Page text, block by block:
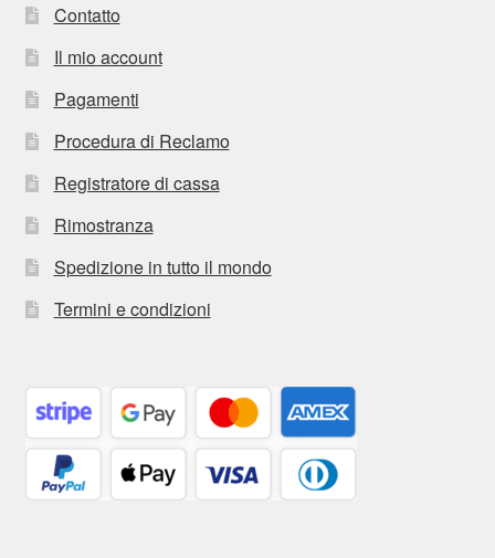
Contatto
Il mio account
Pagamenti
Procedura di Reclamo
Registratore di cassa
Rimostranza
Spedizione in tutto il mondo
Termini e condizioni